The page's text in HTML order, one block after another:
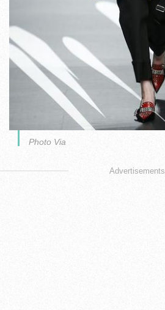
Photo Via
Advertisements